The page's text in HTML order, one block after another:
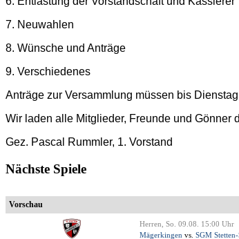
7. Neuwahlen
8. Wünsche und Anträge
9. Verschiedenes
Anträge zur Versammlung müssen bis
Wir laden alle Mitglieder, Freunde und Gönner
Gez. Pascal Rummler, 1. Vorstand
Nächste Spiele
Vorschau
Herren, So. 09.08. 15:00 Uhr
Mägerkingen vs. SGM Stetten-